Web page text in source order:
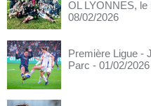
OL LYONNES,
08/02/2026
Première Ligue -
Parc - 01/02/2026